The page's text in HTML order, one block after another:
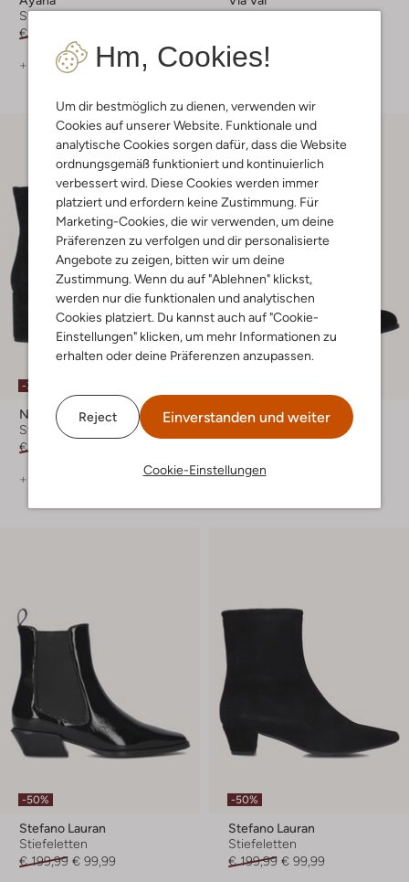
Hm, Cookies!
Um dir bestmöglich zu dienen, verwenden wir
Cookies auf unserer Website. Funktionale und
analytische Cookies sorgen dafür, dass die Website
ordnungsgemäß funktioniert und kontinuierlich
verbessert wird. Diese Cookies werden immer
platziert und erfordern keine Zustimmung. Für
Marketing-Cookies, die wir verwenden, um deine
Präferenzen zu verfolgen und dir personalisierte
Angebote zu zeigen, bitten wir um deine
Zustimmung. Wenn du auf "Ablehnen" klickst,
werden nur die funktionalen und analytischen
Cookies platziert. Du kannst auch auf "Cookie-
Einstellungen" klicken, um mehr Informationen zu
erhalten oder deine Präferenzen anzupassen.
Reject Einverstanden und weiter
Cookie-Einstellungen
Stiefeletten
€ 129,99
+ mehr farben
Ankle Boots
+ mehr farben
-30%
Notre-V
Stiefeletten
€ 149,99
+ mehr farben
Peter Kaiser
+ mehr farben
-50%
Stefano Lauran
Stiefeletten
€ 199,99 € 99,99
-50%
Stefano Lauran
Stiefeletten
€ 199,99 € 99,99